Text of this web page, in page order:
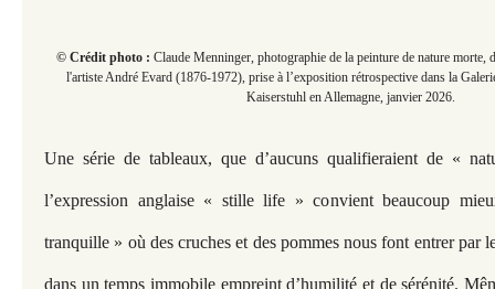
© Crédit photo : Claude Menninger, photographie de la peinture de nature morte,
l'artiste André Evard (1876-1972), prise à l’exposition rétrospective dans la
Kaiserstuhl en Allemagne, janvier 2026.
Une série de tableaux, que d’aucuns qualifieraient de «
l’expression anglaise « stille life » convient beaucoup
tranquille » où des cruches et des pommes nous font entrer par
dans un temps immobile empreint d’humilité et de sérénité.